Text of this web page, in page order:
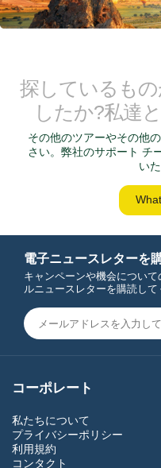
探しているも
したか?私達
その他のツアーやその他
さい。弊社のサポート チ
い
電子ニュースレターを
キャンペーンや機会につい
ルニュースレターを購読して
コーポレート
私たちについて
プライバシーポリシー
利用規約
コンタクト